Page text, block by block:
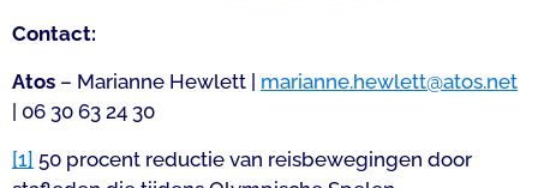
Contact:
Atos – Marianne Hewlett | marianne.hewlett@atos.net
| 06 30 63 24 30
[1] 50 procent reductie van reisbewegingen door